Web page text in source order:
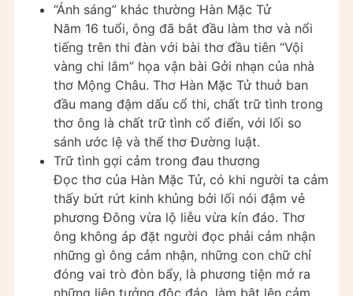
“Ánh sáng” khác thường Hàn Mặc Tử
Năm 16 tuổi, ông đã bắt đầu làm thơ và nổi
tiếng trên thi đàn với bài thơ đầu tiên “Vội
vàng chi lắm” họa vận bài Gởi nhạn của nhà
thơ Mộng Châu. Thơ Hàn Mặc Tử thuở ban
đầu mang đậm dấu cổ thi, chất trữ tình trong
thơ ông là chất trữ tình cổ điển, với lối so
sánh ước lệ và thể thơ Đường luật.
Trữ tình gợi cảm trong đau thương
Đọc thơ của Hàn Mặc Tử, có khi người ta cảm
thấy bứt rứt kinh khủng bởi lối nói đậm vẻ
phương Đông vừa lộ liễu vừa kín đáo. Thơ
ông không áp đặt người đọc phải cảm nhận
những gì ông cảm nhận, những con chữ chỉ
đóng vai trò đòn bẩy, là phương tiện mở ra
những liên tưởng độc đáo, làm bật lên cảm